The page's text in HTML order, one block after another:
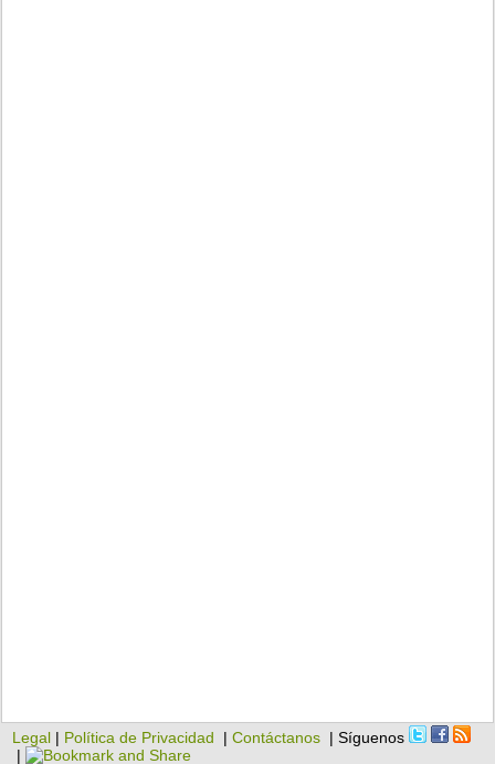
Legal | Política de Privacidad |Contáctanos | Síguenos
|